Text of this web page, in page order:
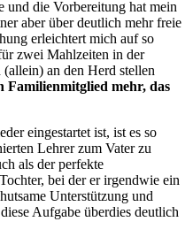
und die Vorbereitung hat mein
aber über deutlich mehr freie
erleichtert mich auf so
zwei Mahlzeiten in der
an den Herd stellen
Familienmitglied mehr, das
eingestartet ist, ist es so
Lehrer zum Vater zu
als der perfekte
bei der er irgendwie ein
Unterstützung und
Aufgabe überdies deutlich